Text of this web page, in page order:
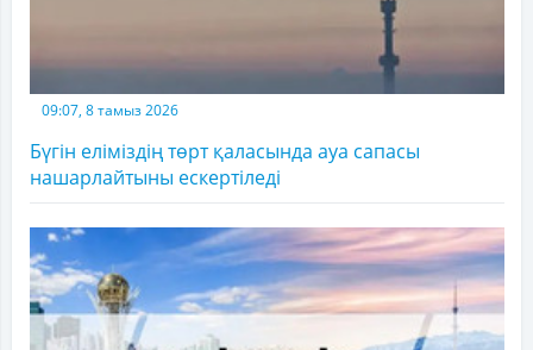
09:07, 8 тамыз 2026
Бүгін еліміздің төрт қаласында ауа сапасы
нашарлайтыны ескертіледі